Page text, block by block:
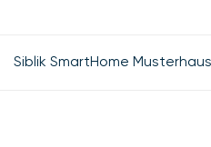
Siblik SmartHome